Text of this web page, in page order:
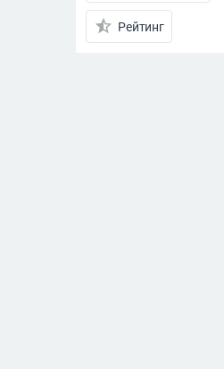
star_half Рейтинг